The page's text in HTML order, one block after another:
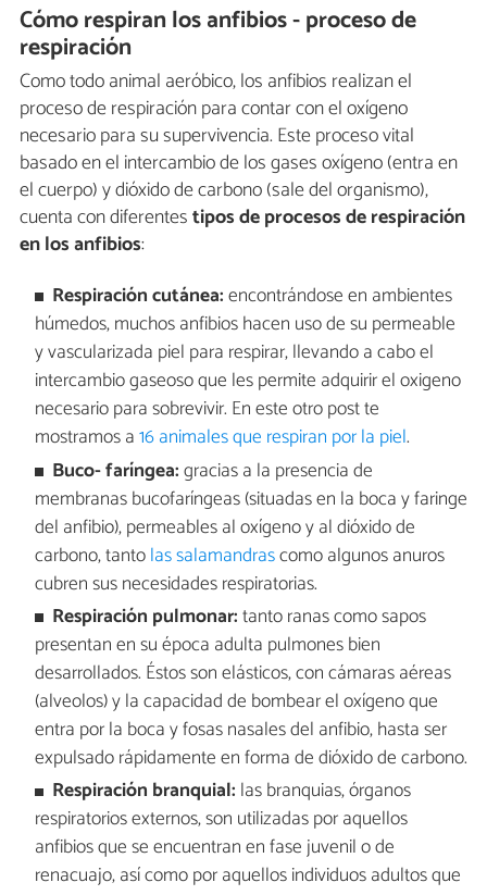
Cómo respiran los anfibios - proceso de
respiración
Como todo animal aeróbico, los anfibios realizan el
proceso de respiración para contar con el oxígeno
necesario para su supervivencia. Este proceso vital
basado en el intercambio de los gases oxígeno (entra en
el cuerpo) y dióxido de carbono (sale del organismo),
cuenta con diferentestipos de procesos de respiración
en los anfibios:
Respiración cutánea:encontrándose en ambientes
húmedos, muchos anfibios hacen uso de su permeable
y vascularizada piel para respirar, llevando a cabo el
intercambio gaseoso que les permite adquirir el oxigeno
necesario para sobrevivir. En este otro post te
mostramos a16 animales que respiran por la piel.
Buco- faríngea:gracias a la presencia de
membranas bucofaríngeas (situadas en la boca y faringe
del anfibio), permeables al oxígeno y al dióxido de
carbono, tantolas salamandrascomo algunos anuros
cubren sus necesidades respiratorias.
Respiración pulmonar:tanto ranas como sapos
presentan en su época adulta pulmones bien
desarrollados. Éstos son elásticos, con cámaras aéreas
(alveolos) y la capacidad de bombear el oxígeno que
entra por la boca y fosas nasales del anfibio, hasta ser
expulsado rápidamente en forma de dióxido de carbono.
Respiración branquial: las branquias, órganos
respiratorios externos, son utilizadas por aquellos
anfibios que se encuentran en fase juvenil o de
renacuajo, así como por aquellos individuos adultos que